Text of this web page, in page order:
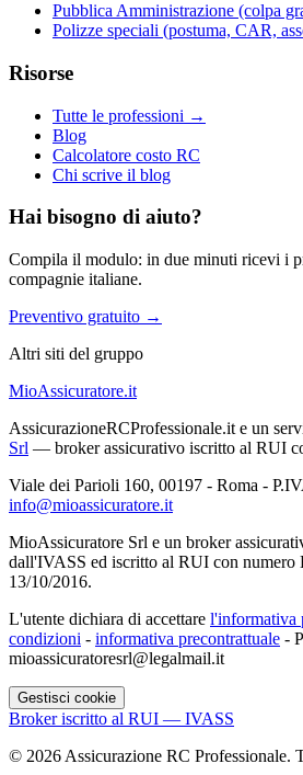
Pubblica Amministrazione (colpa
Polizze speciali (postuma, CAR,
Risorse
Tutte le professioni →
Blog
Calcolatore costo RC
Chi scrive il blog
Hai bisogno di aiuto?
Compila il modulo: in due minuti ricevi i
compagnie italiane.
Preventivo gratuito →
Altri siti del gruppo
MioAssicuratore.it
AssicurazioneRCProfessionale.it e un
Srl — broker assicurativo iscritto al RUI
Viale dei Parioli 160, 00197 - Roma -
info@mioassicuratore.it
MioAssicuratore Srl e un broker
dall'IVASS ed iscritto al RUI con numero
13/10/2016.
L'utente dichiara di accettare l'informativa
condizioni - informativa precontrattuale -
mioassicuratoresrl@legalmail.it
Gestisci cookie
Broker iscritto al RUI — IVASS
© 2026 Assicurazione RC Professionale.